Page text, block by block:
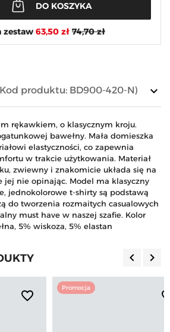
DO KOSZYKA
zestaw 63,50 zł 74,70 zł
keyboard_arrow_down
produktu: BD900-420-N)
rękawkiem, o klasycznym kroju.
bawełny. Mała domieszka
elastyczności, co zapewnia
w trakcie użytkowania. Materiał
zwiewny i znakomicie układa się na
jej nie opinając. Model ma klasyczny
jednokolorowe t-shirty są podstawą
do tworzenia rozmaitych casualowych
must have w naszej szafie. Kolor
5% wiskoza, 5% elastan
keyboard_arrow_left keyboard_arrow_right
favorite_border
Promocja